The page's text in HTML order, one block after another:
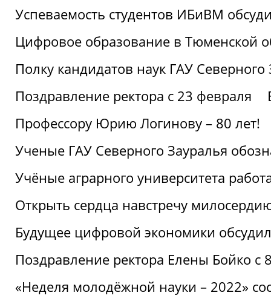
Успеваемость студентов ИБиВМ
Цифровое образование в Тюменской
Полку кандидатов наук ГАУ
Поздравление ректора с 23 февраля
Профессору Юрию Логинову – 80 лет!
Ученые ГАУ Северного Зауралья
Учёные аграрного университета
Открыть сердца навстречу
Будущее цифровой экономики
Поздравление ректора Елены Бойко с
«Неделя молодёжной науки – 2022»